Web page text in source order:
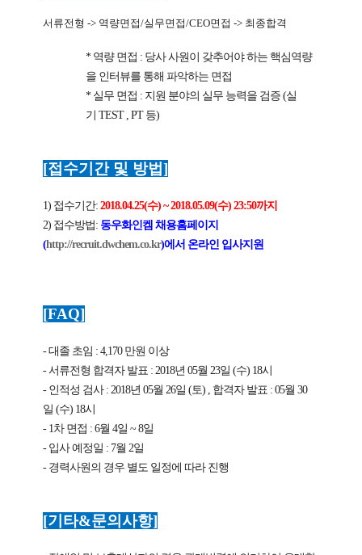
서류전형 -> 역량면접/실무면접/CEO면접 -> 최종합격
* 역량 면접 : 당사 사원이 갖추어야 하는 핵심역량
을 인터뷰를 통해 파악하는 면접
* 실무 면접 : 지원 분야의 실무 능력을 검증 (실
기 TEST , PT 등)
[접수기간 및 방법]
1) 접수기간: 2018.04.25(수) ~ 2018.05.09(수) 23:50까지
2) 접수방법: 동우화인켐 채용홈페이지
(http://recruit.dwchem.co.kr)에서 온라인 입사지원
[FAQ]
-대졸 초임 : 4,170 만원 이상
-서류전형 합격자 발표 : 2018년 05월 23일 (수) 18시
- 인적성 검사: 2018년 05월 26일 (토) , 합격자 발표 : 05월 30
일 (수) 18시
- 1차 면접 : 6월 4일 ~ 8일
- 입사 예정일 : 7월 2일
- 경력사원의 경우 별도 일정에 따라 진행
[기타&문의사항]